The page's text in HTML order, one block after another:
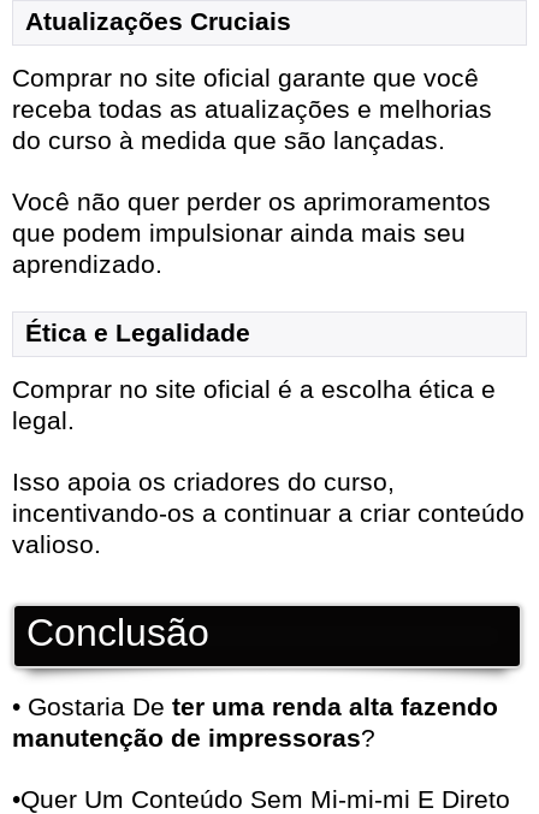
Atualizações Cruciais
Comprar no site oficial garante que você
receba todas as atualizações e melhorias
do curso à medida que são lançadas.
Você não quer perder os aprimoramentos
que podem impulsionar ainda mais seu
aprendizado.
Ética e Legalidade
Comprar no site oficial é a escolha ética e
legal.
Isso apoia os criadores do curso,
incentivando-os a continuar a criar conteúdo
valioso.
Conclusão
• Gostaria De ter uma renda alta fazendo
manutenção de impressoras?
•Quer Um Conteúdo Sem Mi-mi-mi E Direto